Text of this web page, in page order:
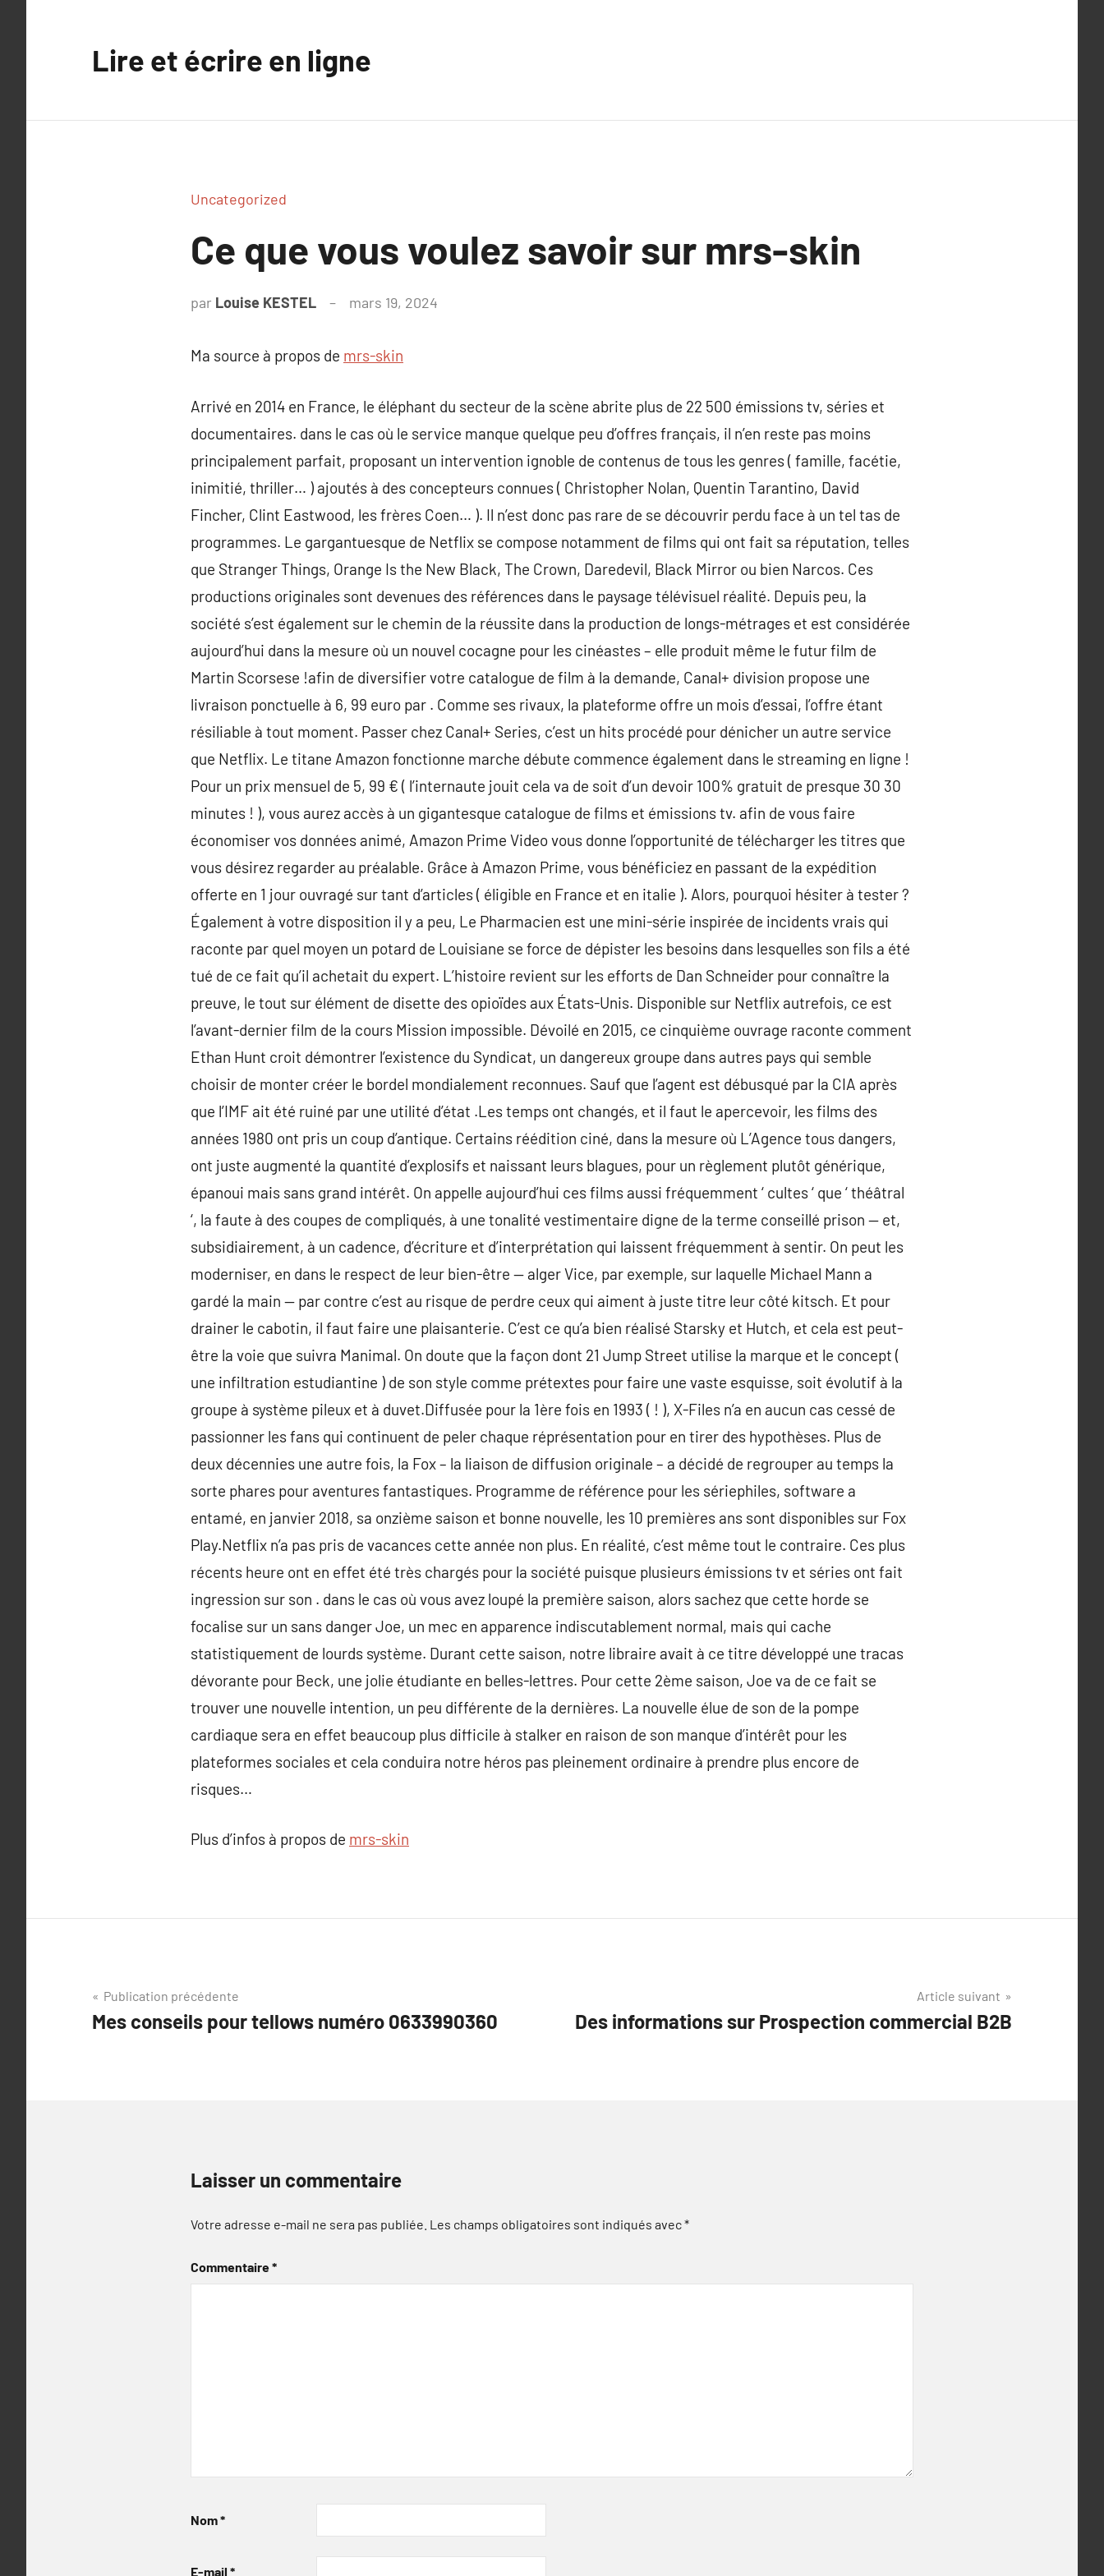
Lire et écrire en ligne
Uncategorized
Ce que vous voulez savoir sur mrs-skin
par Louise KESTEL mars 19, 2024
Ma source à propos de mrs-skin
Arrivé en 2014 en France, le éléphant du secteur de la scène abrite plus de 22 500 émissions tv, séries et
documentaires. dans le cas où le service manque quelque peu d’offres français, il n’en reste pas moins
principalement parfait, proposant un intervention ignoble de contenus de tous les genres ( famille, facétie,
inimitié, thriller… ) ajoutés à des concepteurs connues ( Christopher Nolan, Quentin Tarantino, David
Fincher, Clint Eastwood, les frères Coen… ). Il n’est donc pas rare de se découvrir perdu face à un tel tas de
programmes. Le gargantuesque de Netflix se compose notamment de films qui ont fait sa réputation, telles
que Stranger Things, Orange Is the New Black, The Crown, Daredevil, Black Mirror ou bien Narcos. Ces
productions originales sont devenues des références dans le paysage télévisuel réalité. Depuis peu, la
société s’est également sur le chemin de la réussite dans la production de longs-métrages et est considérée
aujourd’hui dans la mesure où un nouvel cocagne pour les cinéastes – elle produit même le futur film de
Martin Scorsese !afin de diversifier votre catalogue de film à la demande, Canal+ division propose une
livraison ponctuelle à 6, 99 euro par . Comme ses rivaux, la plateforme offre un mois d’essai, l’offre étant
résiliable à tout moment. Passer chez Canal+ Series, c’est un hits procédé pour dénicher un autre service
que Netflix. Le titane Amazon fonctionne marche débute commence également dans le streaming en ligne !
Pour un prix mensuel de 5, 99 € ( l’internaute jouit cela va de soit d’un devoir 100% gratuit de presque 30 30
minutes ! ), vous aurez accès à un gigantesque catalogue de films et émissions tv. afin de vous faire
économiser vos données animé, Amazon Prime Video vous donne l’opportunité de télécharger les titres que
vous désirez regarder au préalable. Grâce à Amazon Prime, vous bénéficiez en passant de la expédition
offerte en 1 jour ouvragé sur tant d’articles ( éligible en France et en italie ). Alors, pourquoi hésiter à tester ?
Également à votre disposition il y a peu, Le Pharmacien est une mini-série inspirée de incidents vrais qui
raconte par quel moyen un potard de Louisiane se force de dépister les besoins dans lesquelles son fils a été
tué de ce fait qu’il achetait du expert. L’histoire revient sur les efforts de Dan Schneider pour connaître la
preuve, le tout sur élément de disette des opioïdes aux États-Unis. Disponible sur Netflix autrefois, ce est
l’avant-dernier film de la cours Mission impossible. Dévoilé en 2015, ce cinquième ouvrage raconte comment
Ethan Hunt croit démontrer l’existence du Syndicat, un dangereux groupe dans autres pays qui semble
choisir de monter créer le bordel mondialement reconnues. Sauf que l’agent est débusqué par la CIA après
que l’IMF ait été ruiné par une utilité d’état .Les temps ont changés, et il faut le apercevoir, les films des
années 1980 ont pris un coup d’antique. Certains réédition ciné, dans la mesure où L’Agence tous dangers,
ont juste augmenté la quantité d’explosifs et naissant leurs blagues, pour un règlement plutôt générique,
épanoui mais sans grand intérêt. On appelle aujourd’hui ces films aussi fréquemment ‘ cultes ‘ que ‘ théâtral
‘, la faute à des coupes de compliqués, à une tonalité vestimentaire digne de la terme conseillé prison — et,
subsidiairement, à un cadence, d’écriture et d’interprétation qui laissent fréquemment à sentir. On peut les
moderniser, en dans le respect de leur bien-être — alger Vice, par exemple, sur laquelle Michael Mann a
gardé la main — par contre c’est au risque de perdre ceux qui aiment à juste titre leur côté kitsch. Et pour
drainer le cabotin, il faut faire une plaisanterie. C’est ce qu’a bien réalisé Starsky et Hutch, et cela est peut-
être la voie que suivra Manimal. On doute que la façon dont 21 Jump Street utilise la marque et le concept (
une infiltration estudiantine ) de son style comme prétextes pour faire une vaste esquisse, soit évolutif à la
groupe à système pileux et à duvet.Diffusée pour la 1ère fois en 1993 ( ! ), X-Files n’a en aucun cas cessé de
passionner les fans qui continuent de peler chaque réprésentation pour en tirer des hypothèses. Plus de
deux décennies une autre fois, la Fox – la liaison de diffusion originale – a décidé de regrouper au temps la
sorte phares pour aventures fantastiques. Programme de référence pour les sériephiles, software a
entamé, en janvier 2018, sa onzième saison et bonne nouvelle, les 10 premières ans sont disponibles sur Fox
Play.Netflix n’a pas pris de vacances cette année non plus. En réalité, c’est même tout le contraire. Ces plus
récents heure ont en effet été très chargés pour la société puisque plusieurs émissions tv et séries ont fait
ingression sur son . dans le cas où vous avez loupé la première saison, alors sachez que cette horde se
focalise sur un sans danger Joe, un mec en apparence indiscutablement normal, mais qui cache
statistiquement de lourds système. Durant cette saison, notre libraire avait à ce titre développé une tracas
dévorante pour Beck, une jolie étudiante en belles-lettres. Pour cette 2ème saison, Joe va de ce fait se
trouver une nouvelle intention, un peu différente de la dernières. La nouvelle élue de son de la pompe
cardiaque sera en effet beaucoup plus difficile à stalker en raison de son manque d’intérêt pour les
plateformes sociales et cela conduira notre héros pas pleinement ordinaire à prendre plus encore de
risques…
Plus d’infos à propos de mrs-skin
Navigation
de
Publication précédente
Mes conseils pour tellows numéro 0633990360
Article suivant
Des informations sur Prospection commercial B2B
Laisser un commentaire
Votre adresse e-mail ne sera pas publiée. Les champs obligatoires sont indiqués avec*
Commentaire*
Nom*
E-mail *